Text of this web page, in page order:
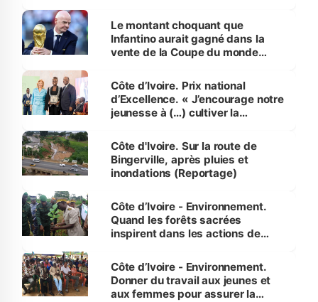
Le montant choquant que
Infantino aurait gagné dans la
vente de la Coupe du monde
Côte d’Ivoire. Prix national
d’Excellence. « J’encourage notre
jeunesse à (…) cultiver la
(Alassane Ouattara
Côte d'Ivoire. Sur la route de
Bingerville, après pluies et
inondations (Reportage)
Côte d’Ivoire - Environnement.
Quand les forêts sacrées
inspirent dans les actions de
Côte d’Ivoire - Environnement.
Donner du travail aux jeunes et
aux femmes pour assurer la